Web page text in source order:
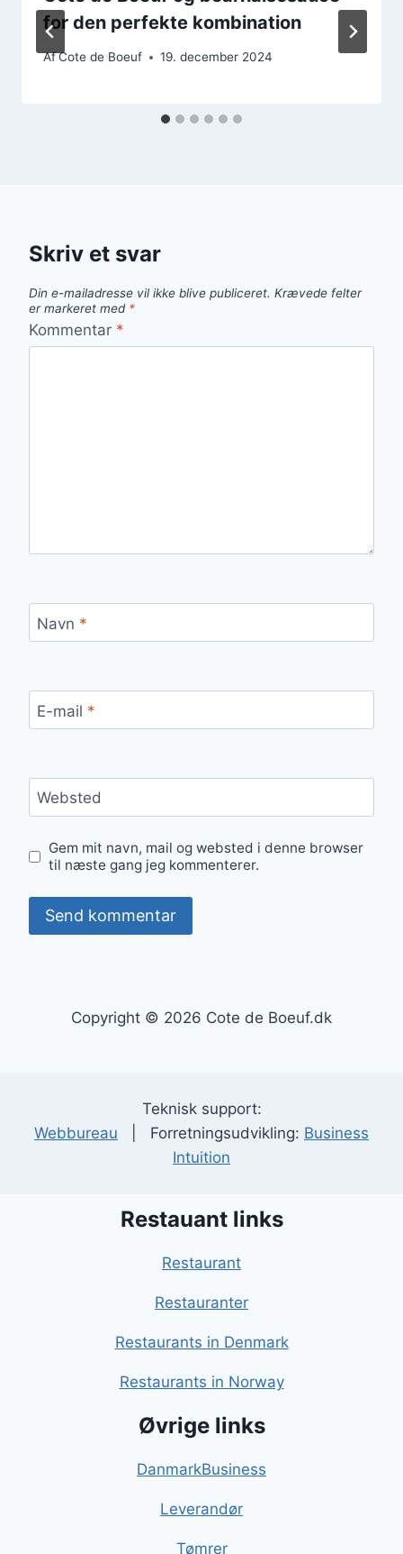
for den perfekte kombination
AfCote de Boeuf 19. december 2024
Skriv et svar
Din e-mailadresse vil ikke blive publiceret. Krævede felter
er markeret med *
Kommentar *
Navn *
E-mail *
Websted
Gem mit navn, mail og websted i denne browser
til næste gang jeg kommenterer.
Copyright © 2026 Cote de Boeuf.dk
Teknisk support:
Webbureau | Forretningsudvikling: Business
Intuition
Restauant links
Restaurant
Restauranter
Restaurants in Denmark
Restaurants in Norway
Øvrige links
DanmarkBusiness
Leverandør
Tømrer